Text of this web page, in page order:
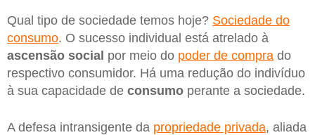
Qual tipo de sociedade temos hoje? Sociedade do
consumo. O sucesso individual está atrelado à
ascensão social por meio do poder de compra do
respectivo consumidor. Há uma redução do indivíduo
à sua capacidade de consumo perante a sociedade.
A defesa intransigente da propriedade privada, aliada